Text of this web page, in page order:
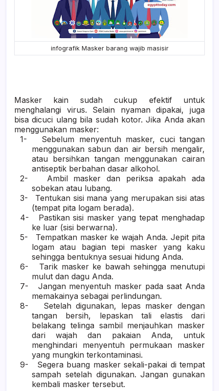
infografik Masker barang wajib masisir
Masker kain sudah cukup efektif untuk
menghalangi virus. Selain nyaman dipakai, juga
bisa dicuci ulang bila sudah kotor. Jika Anda akan
menggunakan masker:
1-
Sebelum menyentuh masker, cuci tangan
menggunakan sabun dan air bersih mengalir,
atau bersihkan tangan menggunakan cairan
antiseptik berbahan dasar alkohol.
2-
Ambil masker dan periksa apakah ada
sobekan atau lubang.
3-
Tentukan sisi mana yang merupakan sisi atas
(tempat pita logam berada).
4-
Pastikan sisi masker yang tepat menghadap
ke luar (sisi berwarna).
5-
Tempatkan masker ke wajah Anda. Jepit pita
logam atau bagian tepi masker yang kaku
sehingga bentuknya sesuai hidung Anda.
6-
Tarik masker ke bawah sehingga menutupi
mulut dan dagu Anda.
7-
Jangan menyentuh masker pada saat Anda
memakainya sebagai perlindungan.
8-
Setelah digunakan, lepas masker dengan
tangan bersih, lepaskan tali elastis dari
belakang telinga sambil menjauhkan masker
dari wajah dan pakaian Anda, untuk
menghindari menyentuh permukaan masker
yang mungkin terkontaminasi.
9-
Segera buang masker sekali-pakai di tempat
sampah setelah digunakan. Jangan gunakan
kembali masker tersebut.